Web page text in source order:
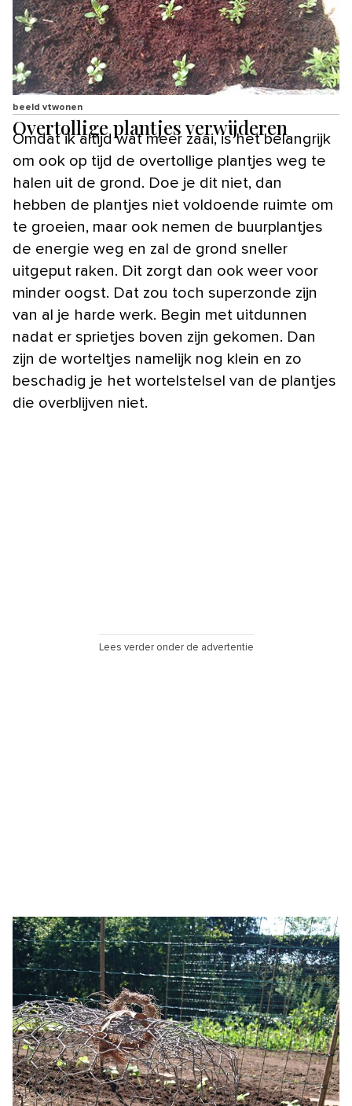
beeld vtwonen
Overtollige plantjes verwijderen
Omdat ik altijd wat meer zaai, is het belangrijk
om ook op tijd de overtollige plantjes weg te
halen uit de grond. Doe je dit niet, dan
hebben de plantjes niet voldoende ruimte om
te groeien, maar ook nemen de buurplantjes
de energie weg en zal de grond sneller
uitgeput raken. Dit zorgt dan ook weer voor
minder oogst. Dat zou toch superzonde zijn
van al je harde werk. Begin met uitdunnen
nadat er sprietjes boven zijn gekomen. Dan
zijn de worteltjes namelijk nog klein en zo
beschadig je het wortelstelsel van de plantjes
die overblijven niet.
Lees verder onder de advertentie